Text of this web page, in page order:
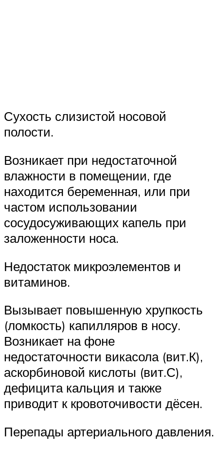
Сухость слизистой носовой
полости.
Возникает при недостаточной
влажности в помещении, где
находится беременная, или при
частом использовании
сосудосуживающих капель при
заложенности носа.
Недостаток микроэлементов и
витаминов.
Вызывает повышенную хрупкость
(ломкость) капилляров в носу.
Возникает на фоне
недостаточности викасола (вит.К),
аскорбиновой кислоты (вит.С),
дефицита кальция и также
приводит к кровоточивости дёсен.
Перепады артериального давления.